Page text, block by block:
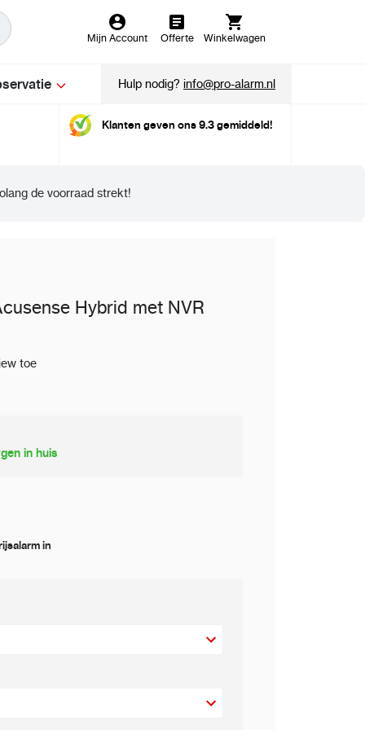
Mijn Account Offerte Winkelwagen
Hulp nodig?info@pro-alarm.nl
Klanten geven ons 9.3 gemiddeld!
de voorraad strekt!
Hybrid met NVR
toe
in huis
in